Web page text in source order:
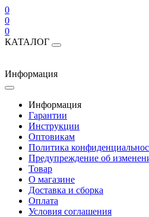
0
0
0
КАТАЛОГ
Информация
Информация
Гарантии
Инструкции
Оптовикам
Политика
Предупреждение об
Товар
О магазине
Доставка и сборка
Оплата
Условия соглашения